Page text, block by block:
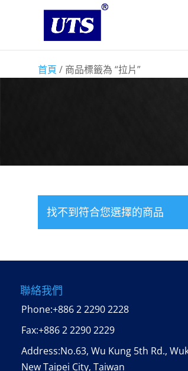
首頁 / 商品標籤為 “拉片”
找不到符合您選擇的商品
聯絡我們
Phone:+886 2 2290 2228
Fax:+886 2 2290 2229
Address:No.63, Wu Kung 5th Rd.,
New Taipei City, Taiwan